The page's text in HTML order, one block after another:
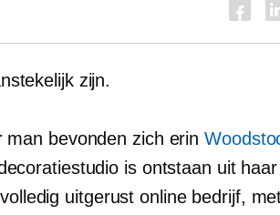
zijn.
man bevonden zich erin
is ontstaan ​​uit
uitgerust online bedrijf,